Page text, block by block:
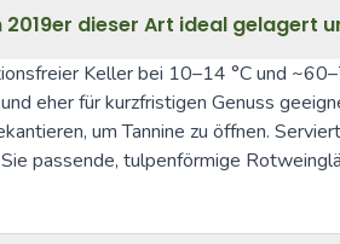
2019er dieser Art ideal gelagert
Keller bei 10–14 °C und
eher für kurzfristigen Genuss
um Tannine zu öffnen.
passende, tulpenförmige